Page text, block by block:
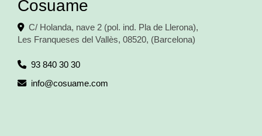
Cosuame
C/ Holanda, nave 2 (pol. ind. Pla de Llerona),
Les Franqueses del Vallès, 08520, (Barcelona)
93 840 30 30
info
cosuame.com